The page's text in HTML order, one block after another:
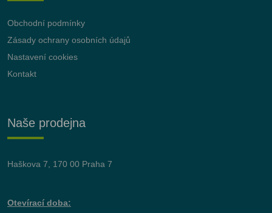
Obchodní podmínky
Zásady ochrany osobních údajů
Nastavení cookies
Kontakt
Naše prodejna
Haškova 7, 170 00 Praha 7
Otevírací doba: